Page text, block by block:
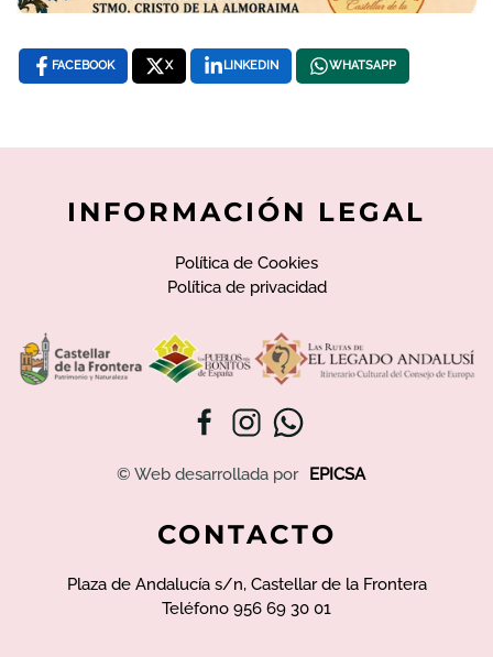
FACEBOOK X LINKEDIN WHATSAPP
INFORMACIÓN LEGAL
Política de Cookies
Política de privacidad
© Web desarrollada por EPICSA
CONTACTO
Plaza de Andalucía s/n, Castellar de la Frontera
Teléfono 956 69 30 01